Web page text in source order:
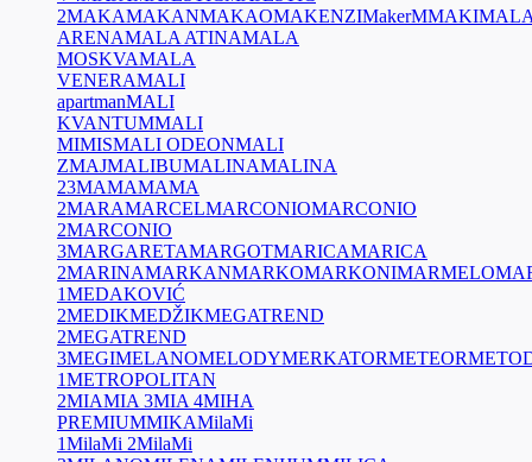
2MAKAMAKANMAKAOMAKENZIMakerMMAKI
ARENAMALA ATINAMALA
MOSKVAMALA
VENERAMALI
apartmanMALI
KVANTUMMALI
MIMISMALI ODEONMALI
ZMAJMALIBUMALINAMALINA
23MAMAMAMA
2MARAMARCELMARCONIOMARCONIO
2MARCONIO
3MARGARETAMARGOTMARICAMARICA
2MARINAMARKANMARKOMARKONIMARMELO
1MEDAKOVIĆ
2MEDIKMEDŽIKMEGATREND
2MEGATREND
3MEGIMELANOMELODYMERKATORMETEOR
1METROPOLITAN
2MIAMIA 3MIA 4MIHA
PREMIUMMIKAMilaMi
1MilaMi 2MilaMi